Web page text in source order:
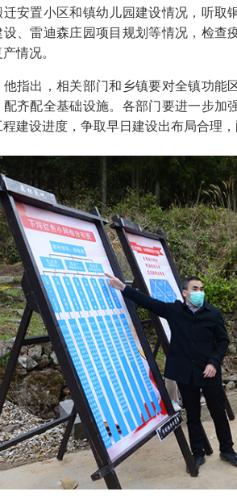
迁安置小区和镇幼儿园建设情况，听取
设、雷迪森庄园项目规划等情况，检查
情况。
出，相关部门和乡镇要对全镇功能
配齐配全基础设施。各部门要进一步加
程建设进度，争取早日建设出布局合理，